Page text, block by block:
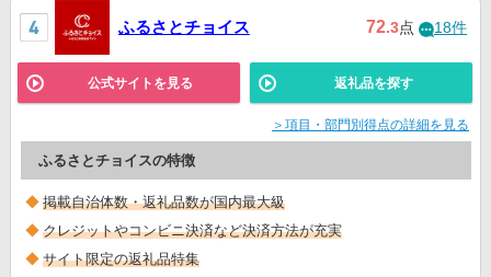
ふるさとチョイス 72.3点 18件
公式サイトを見る 返礼品を探す
＞項目・部門別得点の詳細を見る
ふるさとチョイスの特徴
掲載自治体数・返礼品数が国内最大級
クレジットやコンビニ決済など決済方法が充実
サイト限定の返礼品特集